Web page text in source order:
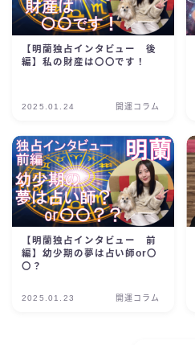
【明蘭独占インタビュー 後
編】私の財産は〇〇です！
2025.01.24 開運コラム
【明蘭独占インタビュー 前
編】幼少期の夢は占い師or〇
〇？
2025.01.23 開運コラム